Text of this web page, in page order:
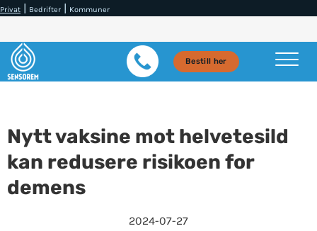
Privat | Bedrifter | Kommuner
Bestill her
Nytt vaksine mot helvetesild
kan redusere risikoen for
demens
2024-07-27